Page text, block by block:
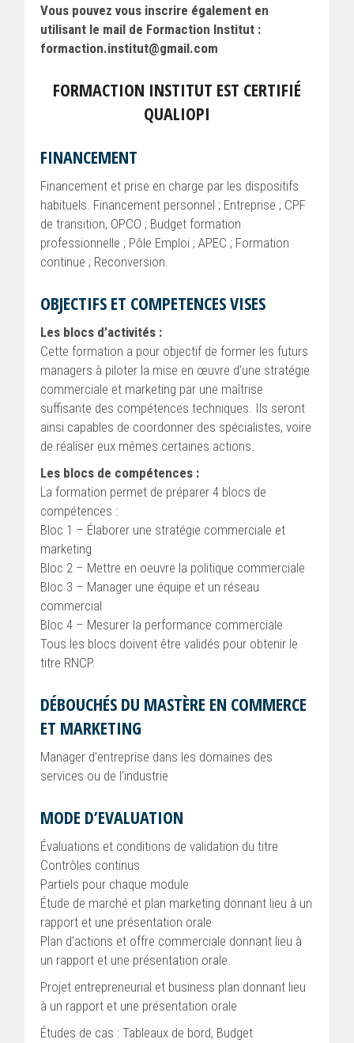
Vous pouvez vous inscrire également en
utilisant le mail de Formaction Institut :
formaction.institut@gmail.com
FORMACTION INSTITUT EST CERTIFIÉ
QUALIOPI
FINANCEMENT
Financement et prise en charge par les dispositifs
habituels. Financement personnel ; Entreprise ; CPF
de transition, OPCO ; Budget formation
professionnelle ; Pôle Emploi ; APEC ; Formation
continue ; Reconversion.
OBJECTIFS ET COMPETENCES VISES
Les blocs d’activités :
Cette formation a pour objectif de former les futurs
managers à piloter la mise en œuvre d’une stratégie
commerciale et marketing par une maîtrise
suffisante des compétences techniques. Ils seront
ainsi capables de coordonner des spécialistes, voire
de réaliser eux mêmes certaines actions.
Les blocs de compétences :
La formation permet de préparer 4 blocs de
compétences :
Bloc 1 – Élaborer une stratégie commerciale et
marketing
Bloc 2 – Mettre en oeuvre la politique commerciale
Bloc 3 – Manager une équipe et un réseau
commercial
Bloc 4 – Mesurer la performance commerciale
Tous les blocs doivent être validés pour obtenir le
titre RNCP.
DÉBOUCHÉS DU MASTÈRE EN COMMERCE
ET MARKETING
Manager d’entreprise dans les domaines des
services ou de l’industrie
MODE D’EVALUATION
Évaluations et conditions de validation du titre
Contrôles continus
Partiels pour chaque module
Étude de marché et plan marketing donnant lieu à un
rapport et une présentation orale
Plan d’actions et offre commerciale donnant lieu à
un rapport et une présentation orale.
Projet entrepreneurial et business plan donnant lieu
à un rapport et une présentation orale
Études de cas : Tableaux de bord, Budget